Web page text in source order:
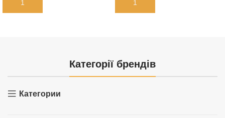
В КОРЗИНУ В КОРЗИНУ
Категорії брендів
Категории